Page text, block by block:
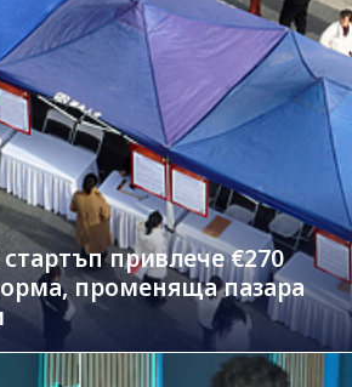
привлече €270
променяща пазара